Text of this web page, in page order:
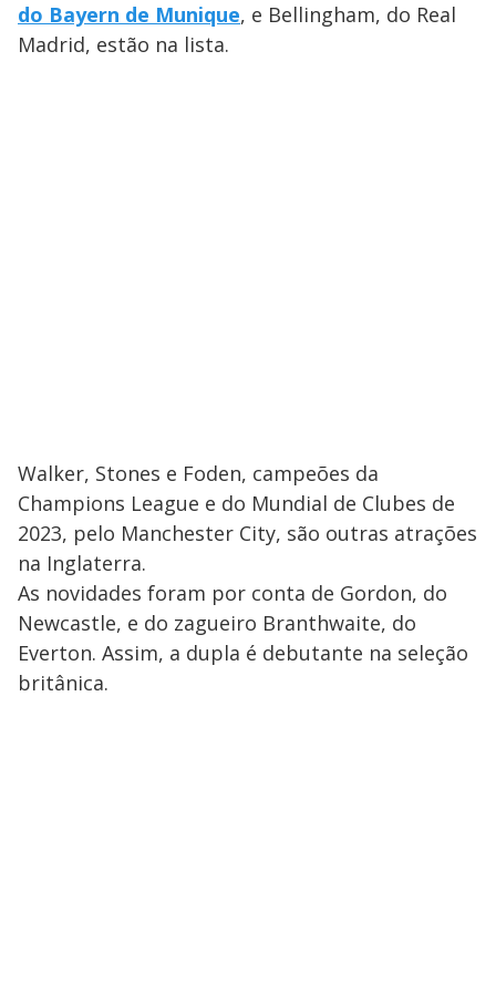
do Bayern de Munique, e Bellingham, do Real
Madrid, estão na lista.
Walker, Stones e Foden, campeões da
Champions League e do Mundial de Clubes de
2023, pelo Manchester City, são outras atrações
na Inglaterra.
As novidades foram por conta de Gordon, do
Newcastle, e do zagueiro Branthwaite, do
Everton. Assim, a dupla é debutante na seleção
britânica.